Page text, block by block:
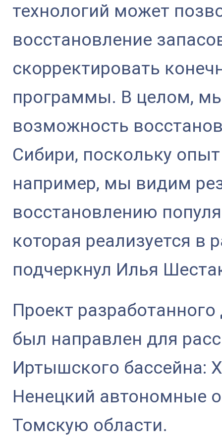
технологий может
восстановление
скорректировать
программы. В целом,
возможность
Сибири, поскольку
например, мы видим
восстановлению
которая реализуется в
подчеркнул Илья
Проект
был направлен для
Иртышского бассейна:
Ненецкий автономные
Томскую области.